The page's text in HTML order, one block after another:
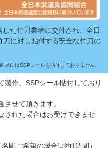
た竹刀業者に交付され、全日
に対し貼付する安全な竹刀の
にはSSPシールを貼付しておりません。
製作、SSPシール貼付しており
させて頂きます。
された場合はお受けできませ
彫ご希望の場合は約1週間）